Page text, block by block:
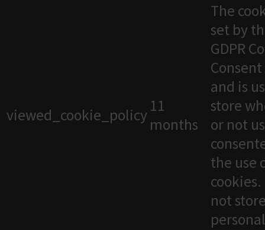
viewed_cookie_policy 11
months
The
set by
GDPR
and is
store
or not
the use
not